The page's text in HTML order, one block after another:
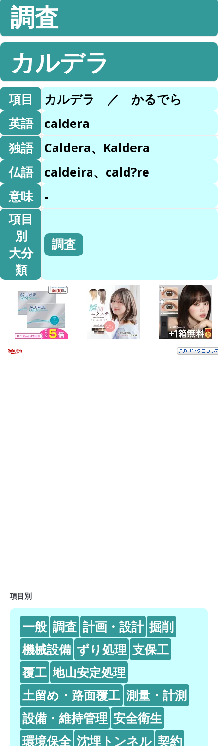
調査
カルデラ
項目
カルデラ ／ かるでら
英語
caldera
独語
Caldera、Kaldera
仏語
caldeira、cald?re
意味
-
項目
別
大分
類
調査
項目別
一般 調査 計画・設計 掘削
機械設備 ずり処理 支保工
覆工 地山安定処理
土留め・路面覆工 測量・計測
設備・維持管理 安全衛生
環境保全 沈埋トンネル 契約